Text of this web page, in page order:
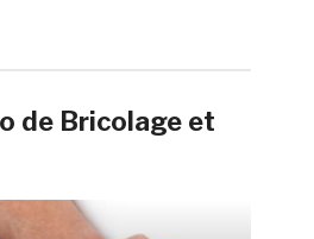
de Bricolage et